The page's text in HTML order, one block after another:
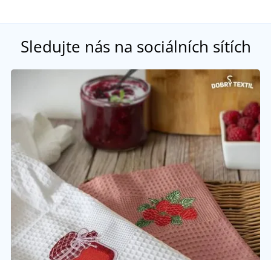
Sledujte nás na sociálních sítích